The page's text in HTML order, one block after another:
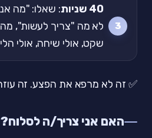
40 שניות
: שאלו: "מה
לא מה "צריך לעשות", מה
שקט, אולי שיחה, אולי
✅ זה לא מרפא את הפצע. זה
האם אני צריך/ה לסלוח?